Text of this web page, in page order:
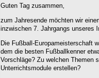
Guten Tag zusammen,
zum Jahresende möchten wir
inzwischen 7. Jahrgangs unseres
Die Fußball-Europameisterschaft
dem die besten Fußballkenner
Vorschläge? Zu welchen Themen
Unterrichtsmodule erstellen?